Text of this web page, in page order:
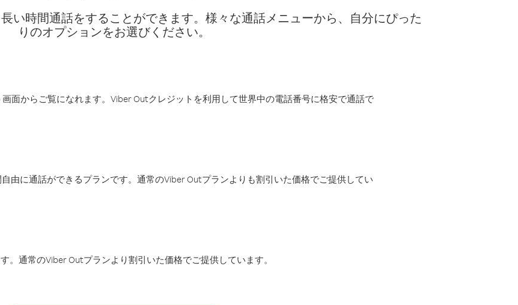
い時間通話をすることができます。様々な通話メニューから、自分にぴった
りのオプションをお選びください。
面からご覧になれます。Viber Outクレジットを利用して世界中の電話番号に格安で通話で
由に通話ができるプランです。通常のViber Outプランよりも割引いた価格でご提供してい
。通常のViber Outプランより割引いた価格でご提供しています。